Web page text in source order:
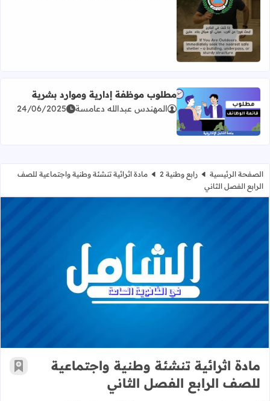
اقرأ المزيد عن تعليمات هامة من الدفاع المدني الفلسطيني
اقرأ المزيد عن مطلوب موظفة إدارية وموارد بشرية
مطلوب موظفة إدارية وموارد بشرية
المهندس عبدالله دعامسة 24/06/2025
الصفحة الرئيسية رابع وطنية 2
مادة اثرائية تنشئة وطنية واجتماعية للصف
الرابع الفصل الثاني
مادة اثرائية تنشئة وطنية
مادة اثرائية تنشئة وطنية واجتماعية
للصف الرابع الفصل الثاني
أضف